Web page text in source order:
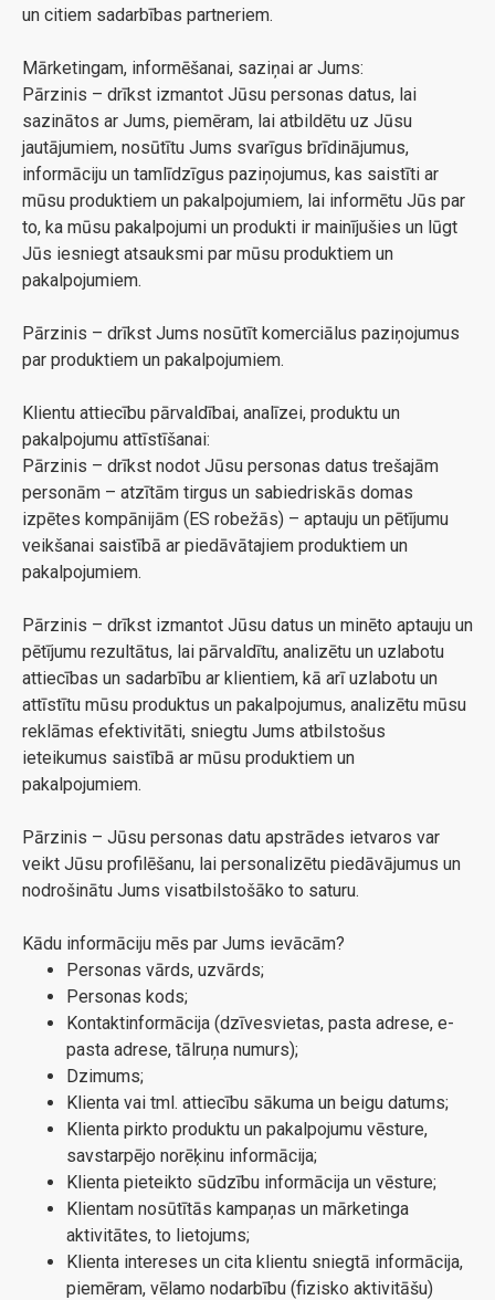
un citiem sadarbības partneriem.
Mārketingam, informēšanai, saziņai ar Jums:
Pārzinis – drīkst izmantot Jūsu personas datus, lai
sazinātos ar Jums, piemēram, lai atbildētu uz Jūsu
jautājumiem, nosūtītu Jums svarīgus brīdinājumus,
informāciju un tamlīdzīgus paziņojumus, kas saistīti ar
mūsu produktiem un pakalpojumiem, lai informētu Jūs par
to, ka mūsu pakalpojumi un produkti ir mainījušies un lūgt
Jūs iesniegt atsauksmi par mūsu produktiem un
pakalpojumiem.
Pārzinis – drīkst Jums nosūtīt komerciālus paziņojumus
par produktiem un pakalpojumiem.
Klientu attiecību pārvaldībai, analīzei, produktu un
pakalpojumu attīstīšanai:
Pārzinis – drīkst nodot Jūsu personas datus trešajām
personām – atzītām tirgus un sabiedriskās domas
izpētes kompānijām (ES robežās) – aptauju un pētījumu
veikšanai saistībā ar piedāvātajiem produktiem un
pakalpojumiem.
Pārzinis – drīkst izmantot Jūsu datus un minēto aptauju un
pētījumu rezultātus, lai pārvaldītu, analizētu un uzlabotu
attiecības un sadarbību ar klientiem, kā arī uzlabotu un
attīstītu mūsu produktus un pakalpojumus, analizētu mūsu
reklāmas efektivitāti, sniegtu Jums atbilstošus
ieteikumus saistībā ar mūsu produktiem un
pakalpojumiem.
Pārzinis – Jūsu personas datu apstrādes ietvaros var
veikt Jūsu profilēšanu, lai personalizētu piedāvājumus un
nodrošinātu Jums visatbilstošāko to saturu.
Kādu informāciju mēs par Jums ievācām?
Personas vārds, uzvārds;
Personas kods;
Kontaktinformācija (dzīvesvietas, pasta adrese, e-
pasta adrese, tālruņa numurs);
Dzimums;
Klienta vai tml. attiecību sākuma un beigu datums;
Klienta pirkto produktu un pakalpojumu vēsture,
savstarpējo norēķinu informācija;
Klienta pieteikto sūdzību informācija un vēsture;
Klientam nosūtītās kampaņas un mārketinga
aktivitātes, to lietojums;
Klienta intereses un cita klientu sniegtā informācija,
piemēram, vēlamo nodarbību (fizisko aktivitāšu)